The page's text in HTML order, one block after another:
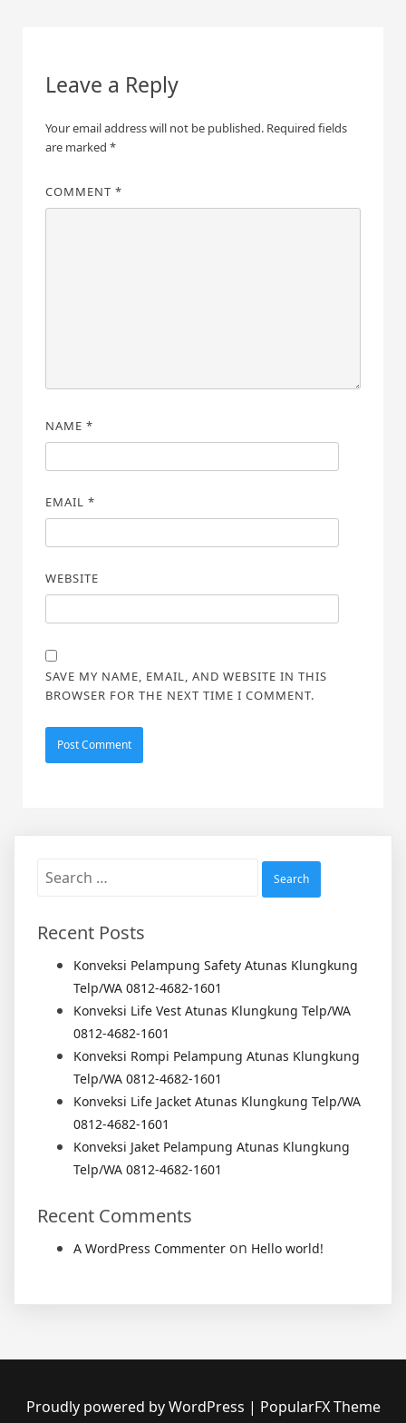
Leave a Reply
Your email address will not be published. Required fields
are marked *
COMMENT *
NAME *
EMAIL *
WEBSITE
SAVE MY NAME, EMAIL, AND WEBSITE IN THIS
BROWSER FOR THE NEXT TIME I COMMENT.
Search
Recent Posts
Konveksi Pelampung Safety Atunas Klungkung
Telp/WA 0812-4682-1601
Konveksi Life Vest Atunas Klungkung Telp/WA
0812-4682-1601
Konveksi Rompi Pelampung Atunas Klungkung
Telp/WA 0812-4682-1601
Konveksi Life Jacket Atunas Klungkung Telp/WA
0812-4682-1601
Konveksi Jaket Pelampung Atunas Klungkung
Telp/WA 0812-4682-1601
Recent Comments
A WordPress Commenter on Hello world!
Proudly powered by WordPress | PopularFX Theme